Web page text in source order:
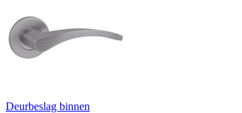
Deurbeslag binnen